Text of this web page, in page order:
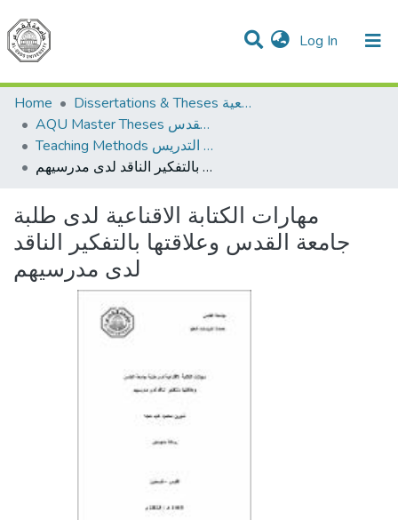
Log In (current)
Communities & Collections
All of DSpace
Home
Dissertations & Theses الرسائل الجامعية
AQU Master Theses الرسائل الجامعية الخاصة بجامعة القدس
Teaching Methods أساليب التدريس
مهارات الكتابة الاقناعية لدى طلبة جامعة القدس وعلاقتها بالتفكير الناقد لدى مدرسيهم
مهارات الكتابة الاقناعية لدى طلبة
جامعة القدس وعلاقتها بالتفكير الناقد
لدى مدرسيهم